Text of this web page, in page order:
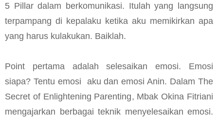
5 Pillar dalam berkomunikasi. Itulah yang langsung
terpampang di kepalaku ketika aku memikirkan apa
yang harus kulakukan. Baiklah.
Point pertama adalah selesaikan emosi. Emosi
siapa? Tentu emosi aku dan emosi Anin. Dalam The
Secret of Enlightening Parenting, Mbak Okina Fitriani
mengajarkan berbagai teknik menyelesaikan emosi.